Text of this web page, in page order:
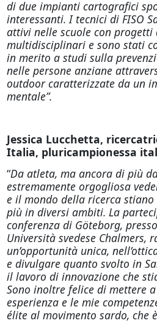
di due impianti cartografici
interessanti. I tecnici di FISO
attivi nelle scuole con
multidisciplinari e sono stati
in merito a studi sulla
nelle persone anziane
outdoor caratterizzate da un
mentale”.
Jessica Lucchetta,
Italia, pluricampionessa
“Da atleta, ma ancora di più
estremamente orgogliosa
e il mondo della ricerca
più in diversi ambiti. La
conferenza di Göteborg,
Università svedese Chalmers,
un’opportunità unica,
e divulgare quanto svolto in
il lavoro di innovazione che
Sono inoltre felice di mettere
esperienza e le mie
élite al movimento sardo, che